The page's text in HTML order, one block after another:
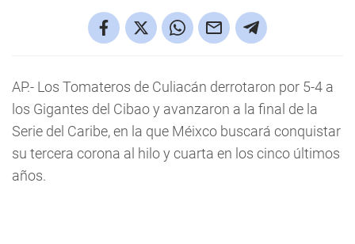
AP.- Los Tomateros de Culiacán derrotaron por 5-4 a
los Gigantes del Cibao y avanzaron a la final de la
Serie del Caribe, en la que Méixco buscará conquistar
su tercera corona al hilo y cuarta en los cinco últimos
años.